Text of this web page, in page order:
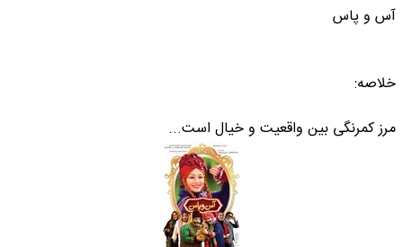
آس و پاس
خلاصه:
مرز کمرنگی بین واقعیت و خیال است...